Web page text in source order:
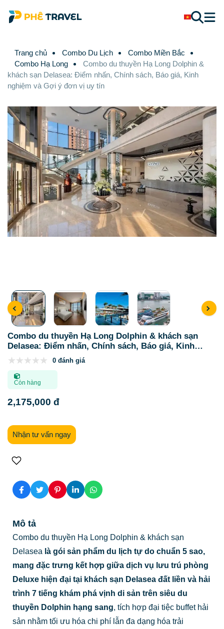
Trang chủ Combo Du Lịch
Combo Miền Bắc
Combo Hạ Long
Combo du thuyền Hạ Long Dolphin &
khách sạn Delasea: Điểm nhấn, Chính sách, Báo giá, Kinh
nghiệm và Gợi ý đơn vị uy tín
Combo du thuyền Hạ Long Dolphin & khách sạn
Delasea: Điểm nhấn, Chính sách, Báo giá, Kinh
nghiệm và Gợi ý đơn vị uy tín
0 đánh giá
Còn hàng
2,175,000 đ
Nhận tư vấn ngay
Mô tả
Combo du thuyền Hạ Long Dolphin & khách sạn
Delasea là gói sản phẩm du lịch tự do chuẩn 5 sao,
mang đặc trưng kết hợp giữa dịch vụ lưu trú phòng
Deluxe hiện đại tại khách sạn Delasea đất liền và hải
trình 7 tiếng khám phá vịnh di sản trên siêu du
thuyền Dolphin hạng sang, tích hợp đại tiệc buffet hải
sản nhằm tối ưu hóa chi phí lẫn đa dạng hóa trải